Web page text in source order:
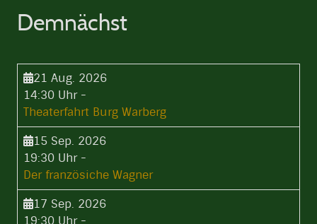
Demnächst
21 Aug. 2026
14:30 Uhr-
Theaterfahrt Burg Warberg
15 Sep. 2026
19:30 Uhr-
Der französiche Wagner
17 Sep. 2026
19:30 Uhr-